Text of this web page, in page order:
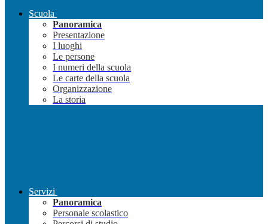
Scuola
Panoramica
Presentazione
I luoghi
Le persone
I numeri della scuola
Le carte della scuola
Organizzazione
La storia
Servizi
Panoramica
Personale scolastico